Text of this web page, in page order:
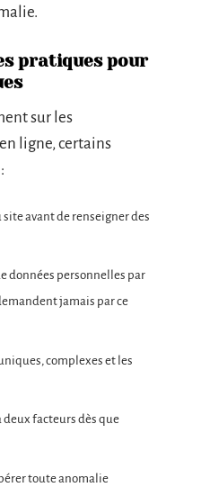
pratiques pour
sur les
ligne, certains
avant de renseigner des
données personnelles par
jamais par ce
complexes et les
facteurs dès que
toute anomalie